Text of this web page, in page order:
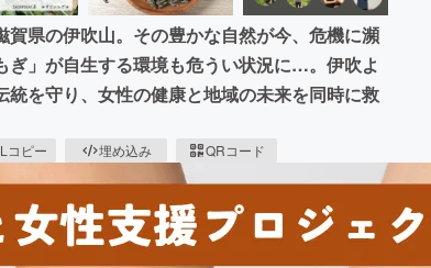
県の伊吹山。その豊かな自然が今、危機に瀕
ぎ」が自生する環境も危うい状況に…。伊吹よ
を守り、女性の健康と地域の未来を同時に救
コピー 埋め込み QRコード